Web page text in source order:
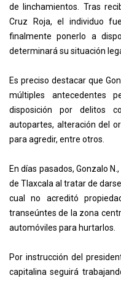
de linchamientos. Tras
Cruz Roja, el individuo
finalmente ponerlo a
determinará su situación
Es preciso destacar que
múltiples antecedentes
disposición por delitos
autopartes, alteración del
para agredir, entre otros.
En días pasados, Gonzalo
de Tlaxcala al tratar de
cual no acreditó
transeúntes de la zona
automóviles para hurtarlos.
Por instrucción del
capitalina seguirá